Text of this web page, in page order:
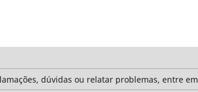
dúvidas ou relatar problemas, entre em